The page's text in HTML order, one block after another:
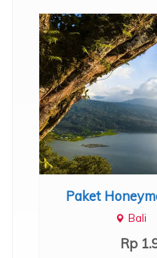
Paket
Bali
Rp